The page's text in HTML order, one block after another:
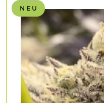
N E U